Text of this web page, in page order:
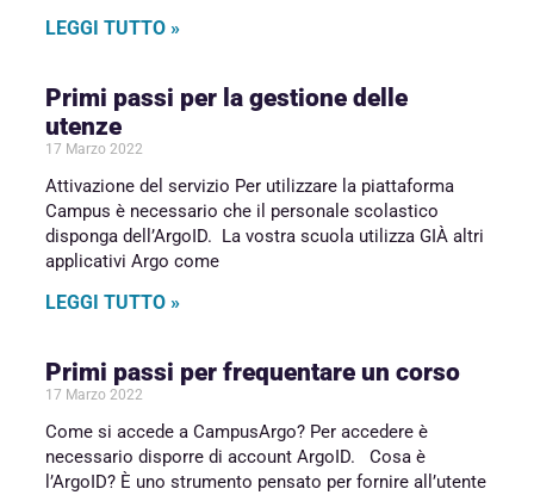
LEGGI TUTTO »
Primi passi per la gestione delle
utenze
17 Marzo 2022
Attivazione del servizio Per utilizzare la piattaforma
Campus è necessario che il personale scolastico
disponga dell’ArgoID. La vostra scuola utilizza GIÀ altri
applicativi Argo come
LEGGI TUTTO »
Primi passi per frequentare un corso
17 Marzo 2022
Come si accede a CampusArgo? Per accedere è
necessario disporre di account ArgoID. Cosa è
l’ArgoID? È uno strumento pensato per fornire all’utente